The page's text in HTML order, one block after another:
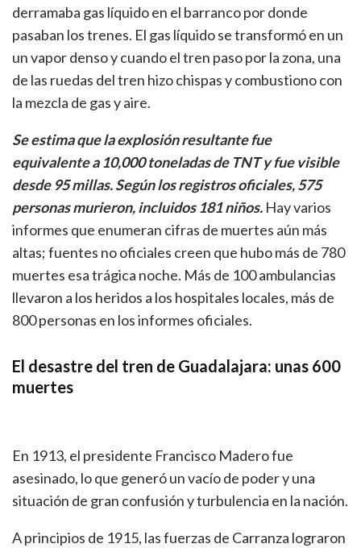
derramaba gas líquido en el barranco por donde
pasaban los trenes. El gas líquido se transformó en un
un vapor denso y cuando el tren paso por la zona, una
de las ruedas del tren hizo chispas y combustiono con
la mezcla de gas y aire.
Se estima que la explosión resultante fue
equivalente a 10,000 toneladas de TNT y fue visible
desde 95 millas. Según los registros oficiales, 575
personas murieron, incluidos 181 niños. Hay varios
informes que enumeran cifras de muertes aún más
altas; fuentes no oficiales creen que hubo más de 780
muertes esa trágica noche. Más de 100 ambulancias
llevaron a los heridos a los hospitales locales, más de
800 personas en los informes oficiales.
El desastre del tren de Guadalajara: unas 600
muertes
En 1913, el presidente Francisco Madero fue
asesinado, lo que generó un vacío de poder y una
situación de gran confusión y turbulencia en la nación.
A principios de 1915, las fuerzas de Carranza lograron